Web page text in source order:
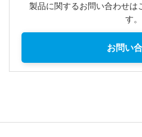
製品に関するお問い合わせは
す。
お問い